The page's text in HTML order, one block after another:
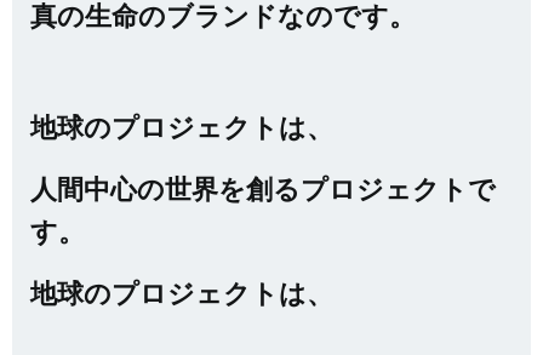
真の生命のブランドなのです。
地球のプロジェクトは、
人間中心の世界を創るプロジェクトで
す。
地球のプロジェクトは、